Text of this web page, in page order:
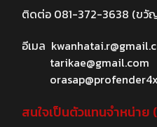
ติดต่อ 081-372-3638 (ขวั
อีเมล
tarikae@gmail.com
สนใจเป็นตัวแทนจำหน่าย